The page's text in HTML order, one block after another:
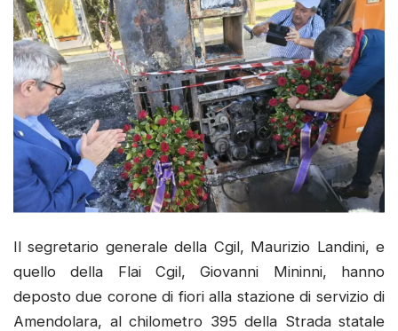
Il segretario generale della Cgil, Maurizio Landini, e
quello della Flai Cgil, Giovanni Mininni, hanno
deposto due corone di fiori alla stazione di servizio di
Amendolara, al chilometro 395 della Strada statale